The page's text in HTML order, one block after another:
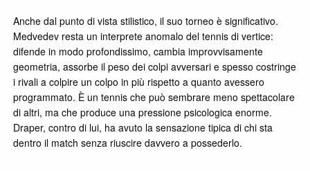
Anche dal punto di vista stilistico, il suo torneo è significativo.
Medvedev resta un interprete anomalo del tennis di vertice:
difende in modo profondissimo, cambia improvvisamente
geometria, assorbe il peso dei colpi avversari e spesso costringe
i rivali a colpire un colpo in più rispetto a quanto avessero
programmato. È un tennis che può sembrare meno spettacolare
di altri, ma che produce una pressione psicologica enorme.
Draper, contro di lui, ha avuto la sensazione tipica di chi sta
dentro il match senza riuscire davvero a possederlo.